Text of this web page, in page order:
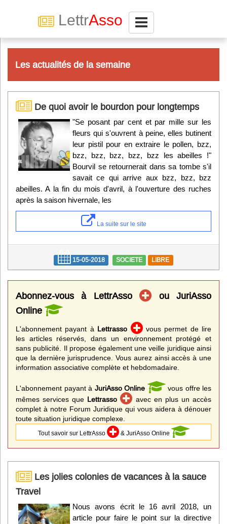
LettrAsso
Abonnez-vous à LettrAsso
ServiceAsso
Partager
VieAsso
Infos
Divers
Abo Lettrasso
Désabo Lettrasso
Nous contacter
Les actualités de la semaine
De quoi avoir le bourdon pour longtemps
"Se posant par cent et par mille sur les
fleurs qui s'ouvrent à peine, elles butinent
leur pistil pour en extraire le pollen, bzz,
bzz, bzz, bzz, bzz, bzz les abeilles !"
Bourvil se retournerait dans sa tombe s'il
savait ce qui arrive aux bzz, bzz, bzz
abeilles. A la fin du mois d'avril, à l'ouverture des ruches
après la saison hivernale, les
La suite sur le site
15-05-2018 SOCIETE LIBRE
Abonnez-vous à LettrAsso
ou JuriAsso
Online
L'abonnement payant à Lettrasso
vous permet de lire
les articles réservés, dans un environnement protégé et
sans publicité. Il propose également une veille juridique ainsi
que la dernière jurisprudence. Vous aurez ainsi accès à une
information associative complète et hebdomadaire.
L'abonnement payant à JuriAsso Online
vous offre les
mêmes services que Lettrasso
avec en plus un accès
complet à notre Forum Juridique qui vous aidera à dénouer
toute situation juridique complexe.
Tout savoir sur LettrAsso & JuriAsso Online
Les jolies colonies de vacances à la sauce
Travel
Nous avons écrit le 16 avril 2018, un
article pour faire le point sur la directive